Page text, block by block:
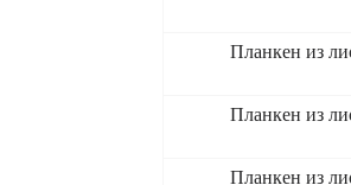
Планкен из
Планкен из
Планкен из